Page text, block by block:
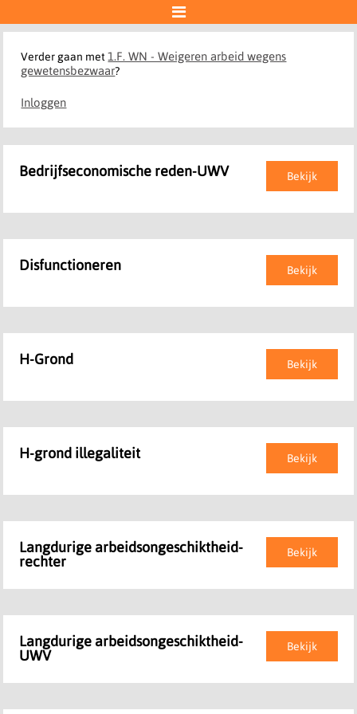

Verder gaan met1.F. WN - Weigeren arbeid wegens
gewetensbezwaar?
Inloggen
Bekijk
Bedrijfseconomische reden-UWV
Bekijk
Disfunctioneren
Bekijk
H-Grond
Bekijk
H-grond illegaliteit
Bekijk
Langdurige arbeidsongeschiktheid-
rechter
Bekijk
Langdurige arbeidsongeschiktheid-
UWV